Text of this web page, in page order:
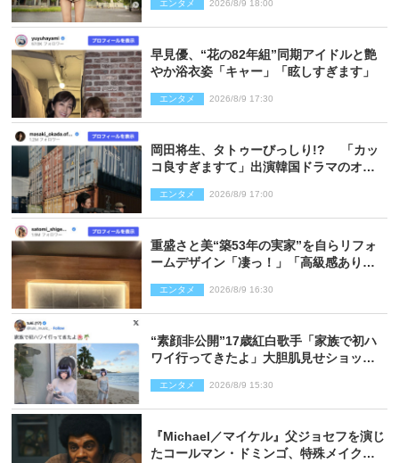
エンタメ 2026/8/9 18:00
早見優、“花の82年組”同期アイドルと艶
やか浴衣姿「キャー」「眩しすぎます」
エンタメ 2026/8/9 17:30
岡田将生、タトゥーびっしり!? 「カッ
コ良すぎますて」出演韓国ドラマのオフ
エンタメ 2026/8/9 17:00
重盛さと美“築53年の実家”を自らリフォ
ームデザイン「凄っ！」「高級感ありま
エンタメ 2026/8/9 16:30
“素顔非公開”17歳紅白歌手「家族で初ハ
ワイ行ってきたよ」大胆肌見せショット
エンタメ 2026/8/9 15:30
『Michael／マイケル』父ジョセフを演じ
たコールマン・ドミンゴ、特殊メイクに2